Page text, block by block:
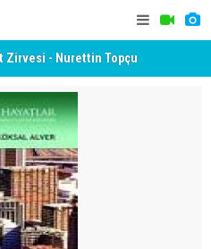
Zirvesi - Nurettin Topçu